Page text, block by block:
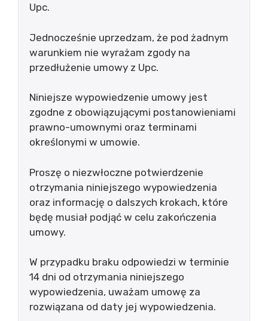
Upc.
Jednocześnie uprzedzam, że pod żadnym
warunkiem nie wyrażam zgody na
przedłużenie umowy z Upc.
Niniejsze wypowiedzenie umowy jest
zgodne z obowiązującymi postanowieniami
prawno-umownymi oraz terminami
określonymi w umowie.
Proszę o niezwłoczne potwierdzenie
otrzymania niniejszego wypowiedzenia
oraz informację o dalszych krokach, które
będę musiał podjąć w celu zakończenia
umowy.
W przypadku braku odpowiedzi w terminie
14 dni od otrzymania niniejszego
wypowiedzenia, uważam umowę za
rozwiązana od daty jej wypowiedzenia.